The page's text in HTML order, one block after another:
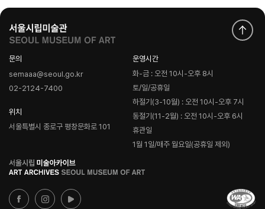
문의
semaaa@seoul.go.kr
02-2124-7400
위치
서울특별시 종로구 평창문화로 101
운영시간
화-금 : 오전 10시-오후 8시
토/일/공휴일
하절기(3-10월) : 오전 10시-오후 7시
동절기(11-2월) : 오전 10시-오후 6시
휴관일
1월 1일/매주 월요일(공휴일 제외)
로
고